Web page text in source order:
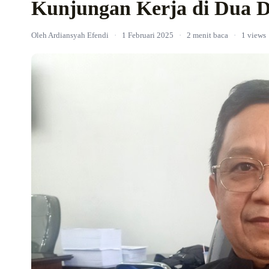
Kunjungan Kerja di Dua
Oleh Ardiansyah Efendi · 1 Februari 2025 · 2 menit baca · 1 views